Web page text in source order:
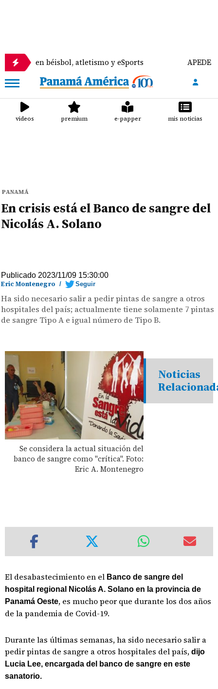
en béisbol, atletismo y eSports APEDE
videos premium e-papper mis noticias
PANAMÁ
En crisis está el Banco de sangre del
Nicolás A. Solano
Publicado 2023/11/09 15:30:00
Eric Montenegro / Seguir
Ha sido necesario salir a pedir pintas de sangre a otros
hospitales del país; actualmente tiene solamente 7 pintas
de sangre Tipo A e igual número de Tipo B.
Se considera la actual situación del
banco de sangre como "crítica". Foto:
Eric A. Montenegro
Noticias
El desabastecimiento en el Banco de sangre del
hospital regional Nicolás A. Solano en la provincia de
Panamá Oeste, es mucho peor que durante los dos años
de la pandemia de Covid-19.
Durante las últimas semanas, ha sido necesario salir a
pedir pintas de sangre a otros hospitales del país, dijo
Lucia Lee, encargada del banco de sangre en este
sanatorio.